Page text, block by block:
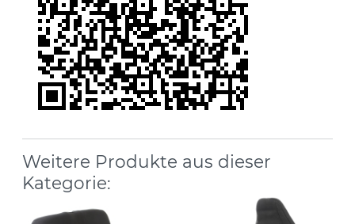
Weitere Produkte aus dieser
Kategorie: